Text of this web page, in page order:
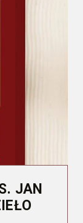
JAN